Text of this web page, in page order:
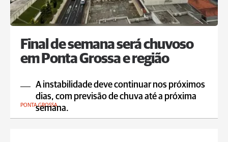
Final de semana será chuvoso
em Ponta Grossa e região
A instabilidade deve continuar nos próximos
dias, com previsão de chuva até a próxima
semana.
PONTA GROSSA